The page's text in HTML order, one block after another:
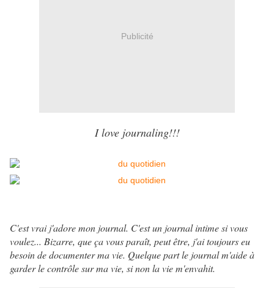
Publicité
I love journaling!!!
C'est vrai j'adore mon journal. C'est un journal intime si vous
voulez... Bizarre, que ça vous paraît, peut être, j'ai toujours eu
besoin de documenter ma vie. Quelque part le journal m'aide à
garder le contrôle sur ma vie, si non la vie m'envahit.